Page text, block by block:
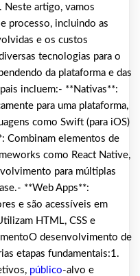
Neste artigo, vamos
processo, incluindo as
e os custos
tecnologias para o
da plataforma e das
incluem:- **Nativas**:
para uma plataforma,
como Swift (para iOS)
Combinam elementos de
como React Native,
para múltiplas
**Web Apps**:
e são acessíveis em
HTML, CSS e
desenvolvimento de
etapas fundamentais:1.
público-alvo e